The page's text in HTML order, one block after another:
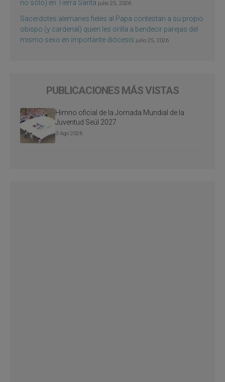
no sólo) en Tierra Santa julio 25, 2026
Sacerdotes alemanes fieles al Papa contestan a su propio
obispo (y cardenal) quien les orilla a bendecir parejas del
mismo sexo en importante diócesis julio 25, 2026
PUBLICACIONES MÁS VISTAS
Himno oficial de la Jornada Mundial de la
Juventud Seúl 2027
3 Ago 2026